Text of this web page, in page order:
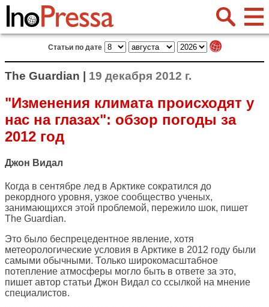
Статьи по дате
The Guardian | 19 декабря 2012 г.
"Изменения климата происходят у
нас на глазах": обзор погоды за
2012 год
Джон Видал
Когда в сентябре лед в Арктике сократился до
рекордного уровня, узкое сообщество ученых,
занимающихся этой проблемой, пережило шок, пишет
The Guardian.
Это было беспрецедентное явление, хотя
метеорологические условия в Арктике в 2012 году были
самыми обычными. Только широкомасштабное
потепление атмосферы могло быть в ответе за это,
пишет автор статьи Джон Видал со ссылкой на мнение
специалистов.